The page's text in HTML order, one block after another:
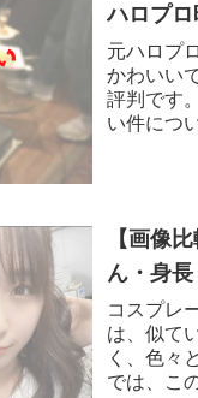
ハロプロ
元ハロプ
かわいい
評判です
い件につ
【画像
ん・身
コスプレ
は、似て
く、色々
では、こ